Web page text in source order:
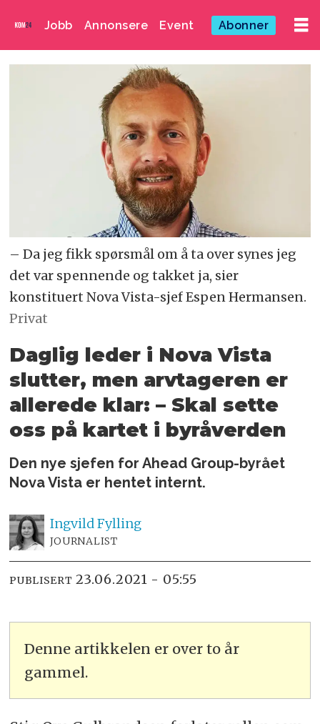
Jobb Annonsere Event Abonner
– Da jeg fikk spørsmål om å ta over synes jeg
det var spennende og takket ja, sier
konstituert Nova Vista-sjef Espen Hermansen.
Privat
Daglig leder i Nova Vista
slutter, men arvtageren er
allerede klar: – Skal sette
oss på kartet i byråverden
Den nye sjefen for Ahead Group-byrået
Nova Vista er hentet internt.
IngvildFylling
JOURNALIST
PUBLISERT 23.06.2021 - 05:55
Denne artikkelen er over to år
gammel.